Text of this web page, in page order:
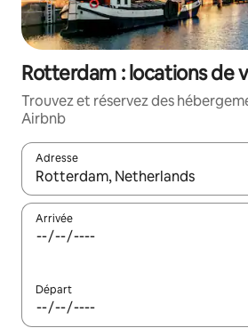
Rotterdam : locations de
Trouvez et réservez des
Airbnb
Adresse
Lorsque les résultats s'affichent,
Arrivée
Départ